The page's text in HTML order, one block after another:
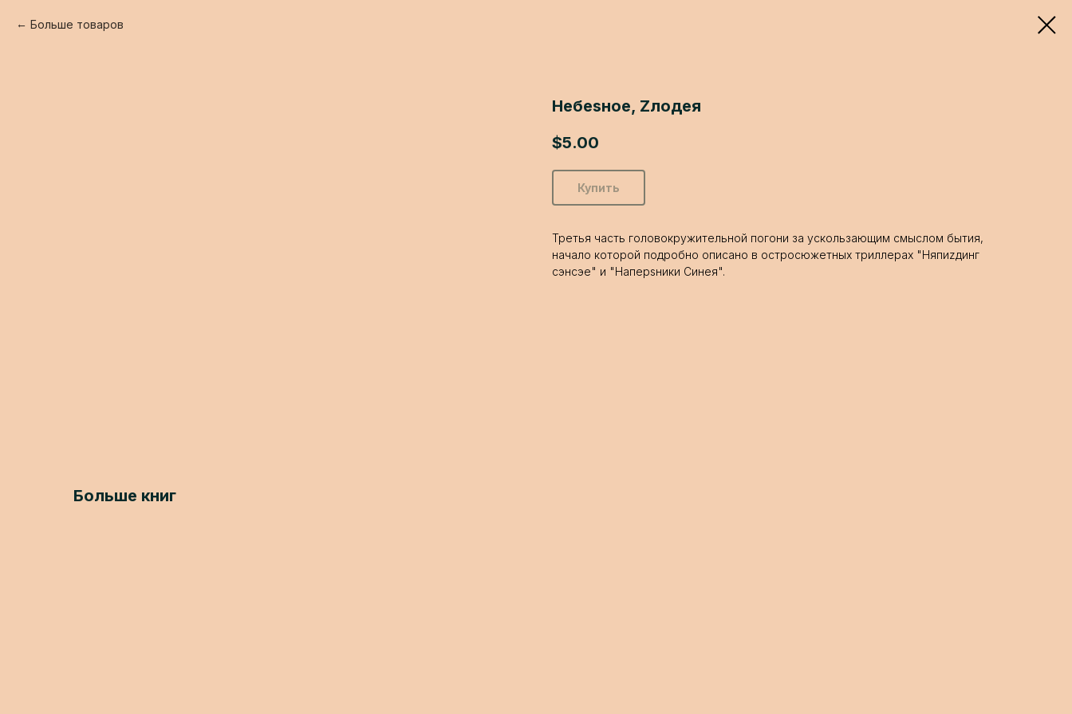
Больше товаров
Небеsное, Zлодея
$5.00
Купить
Третья часть головокружительной погони за ускользающим смыслом бытия,
начало которой подробно описано в остросюжетных триллерах "Няпиzдинг
сэнсэе" и "Наперsники Синея".
Больше книг